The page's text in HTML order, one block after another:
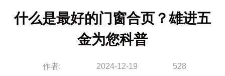
什么是最好的门窗合页？雄进五
金为您科普
作者: 2024-12-19 528